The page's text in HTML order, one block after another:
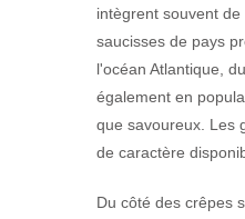
intègrent souvent
saucisses de pays
l'océan Atlantique,
également en
que savoureux. Les
de caractère
Du côté des crêpes